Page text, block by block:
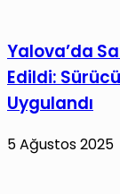
Yalova’da
Edildi:
Uygulandı
5 Ağustos 2025